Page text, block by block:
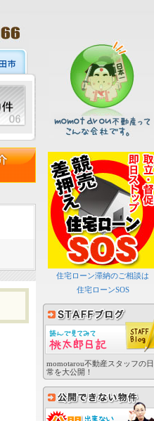
住宅ローン滞納のご相談は
住宅ローンSOS
momotarou不動産スタッフの日
常を大公開！